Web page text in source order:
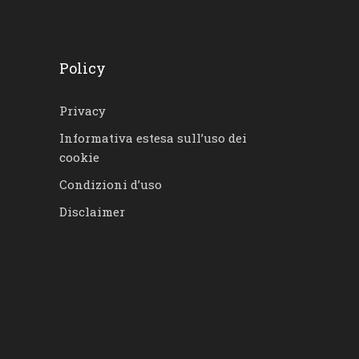
Policy
Privacy
Informativa estesa sull’uso dei
cookie
Condizioni d’uso
Disclaimer